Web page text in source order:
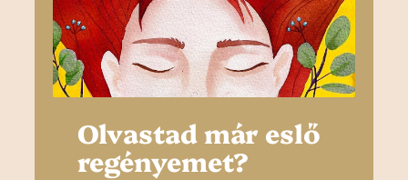
Olvastad már eslő
regényemet?